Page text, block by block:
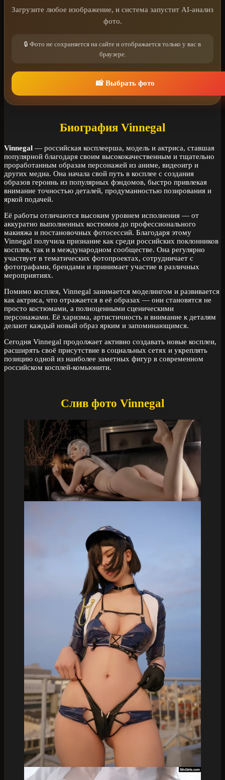
Загрузите любое изображение, и система запустит AI-анализ
фото.
🔒 Фото не сохраняется на сайте и отображается только у вас в
браузере.
📸 Выбрать фото
Биография Vinnegal
Vinnegal — российская косплеерша, модель и актриса, ставшая
популярной благодаря своим высококачественным и тщательно
проработанным образам персонажей из аниме, видеоигр и
других медиа. Она начала свой путь в косплее с создания
образов героинь из популярных фэндомов, быстро привлекая
внимание точностью деталей, продуманностью позирования и
яркой подачей.
Её работы отличаются высоким уровнем исполнения — от
аккуратно выполненных костюмов до профессионального
макияжа и постановочных фотосессий. Благодаря этому
Vinnegal получила признание как среди российских поклонников
косплея, так и в международном сообществе. Она регулярно
участвует в тематических фотопроектах, сотрудничает с
фотографами, брендами и принимает участие в различных
мероприятиях.
Помимо косплея, Vinnegal занимается моделингом и развивается
как актриса, что отражается в её образах — они становятся не
просто костюмами, а полноценными сценическими
персонажами. Её харизма, артистичность и внимание к деталям
делают каждый новый образ ярким и запоминающимся.
Сегодня Vinnegal продолжает активно создавать новые косплеи,
расширять своё присутствие в социальных сетях и укреплять
позицию одной из наиболее заметных фигур в современном
российском косплей-комьюнити.
Слив фото Vinnegal